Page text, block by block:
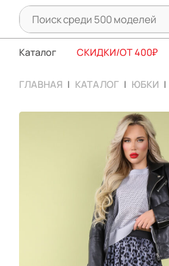
Каталог СКИДКИ/ОТ 400₽
ГЛАВНАЯ КАТАЛОГ ЮБКИ